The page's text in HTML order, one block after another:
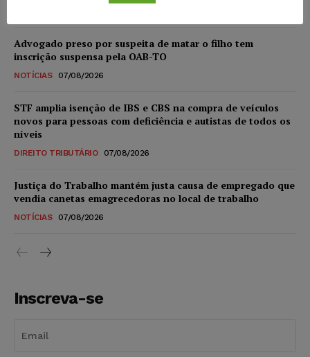
Advogado preso por suspeita de matar o filho tem
inscrição suspensa pela OAB-TO
NOTÍCIAS 07/08/2026
STF amplia isenção de IBS e CBS na compra de veículos
novos para pessoas com deficiência e autistas de todos os
níveis
DIREITO TRIBUTÁRIO 07/08/2026
Justiça do Trabalho mantém justa causa de empregado que
vendia canetas emagrecedoras no local de trabalho
NOTÍCIAS 07/08/2026
Inscreva-se